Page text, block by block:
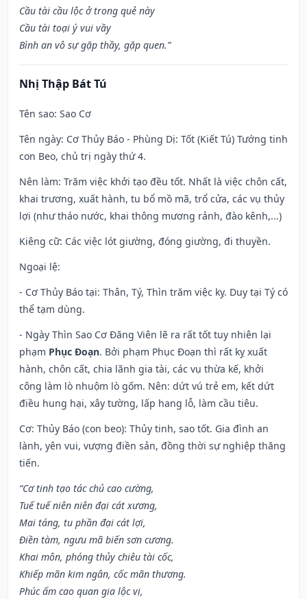
Cầu tài cầu lộc ở trong quẻ này
Cầu tài toại ý vui vầy
Bình an vô sự gặp thầy, gặp quen.”
Nhị Thập Bát Tú
Tên sao: Sao Cơ
Tên ngày: Cơ Thủy Báo - Phùng Dị: Tốt (Kiết Tú) Tướng tinh
con Beo, chủ trị ngày thứ 4.
Nên làm: Trăm việc khởi tạo đều tốt. Nhất là việc chôn cất,
khai trương, xuất hành, tu bổ mồ mã, trổ cửa, các vụ thủy
lợi (như tháo nước, khai thông mương rảnh, đào kênh,...)
Kiêng cữ: Các việc lót giường, đóng giường, đi thuyền.
Ngoại lệ:
- Cơ Thủy Báo tại: Thân, Tý, Thìn trăm việc kỵ. Duy tại Tý có
thể tạm dùng.
- Ngày Thìn Sao Cơ Đăng Viên lẽ ra rất tốt tuy nhiên lại
phạm Phục Đoạn. Bởi phạm Phục Đoạn thì rất kỵ xuất
hành, chôn cất, chia lãnh gia tài, các vụ thừa kế, khởi
công làm lò nhuộm lò gốm. Nên: dứt vú trẻ em, kết dứt
điều hung hại, xây tường, lấp hang lỗ, làm cầu tiêu.
Cơ: Thủy Báo (con beo): Thủy tinh, sao tốt. Gia đình an
lành, yên vui, vượng điền sản, đồng thời sự nghiệp thăng
tiến.
“Cơ tinh tạo tác chủ cao cường,
Tuế tuế niên niên đại cát xương,
Mai táng, tu phần đại cát lợi,
Điền tàm, ngưu mã biến sơn cương.
Khai môn, phóng thủy chiêu tài cốc,
Khiếp mãn kim ngân, cốc mãn thương.
Phúc ấm cao quan gia lộc vị,